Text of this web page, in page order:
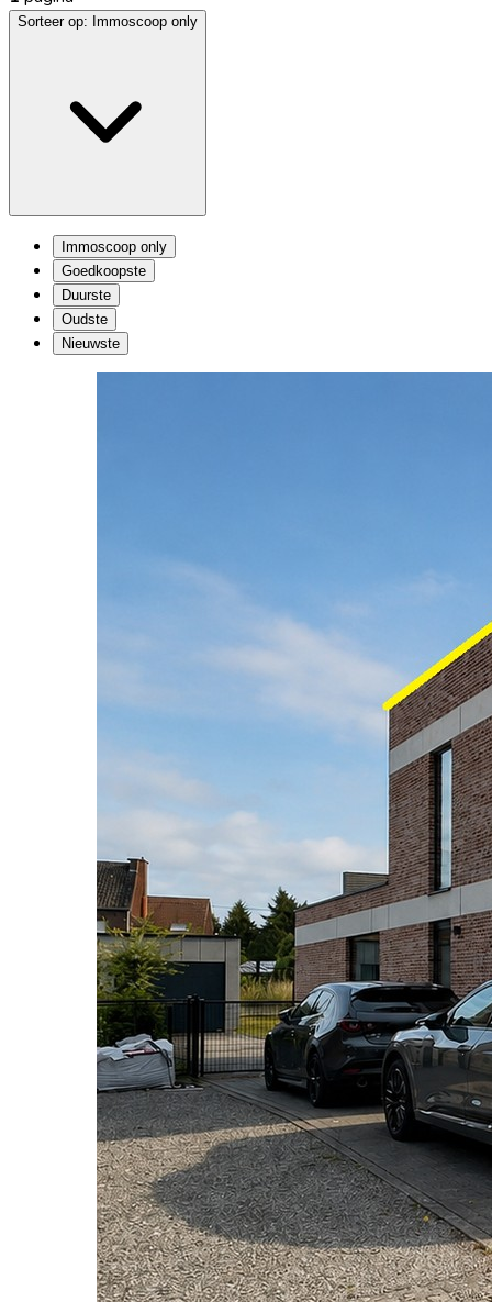
Sorteer op: Immoscoop only
Immoscoop only
Goedkoopste
Duurste
Oudste
Nieuwste